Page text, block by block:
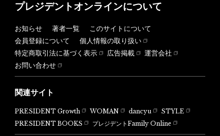
プレジデントオンラインについて
お知らせ 著者一覧
このサイトについて
会員登録について
個人情報の取り扱い
特定商取引法に基づく表示
広告掲載
運営会社
お問い合わせ
関連サイト
PRESIDENT Growth WOMAN dancyu
STYLE
PRESIDENT BOOKS
プレジデントFamily Online